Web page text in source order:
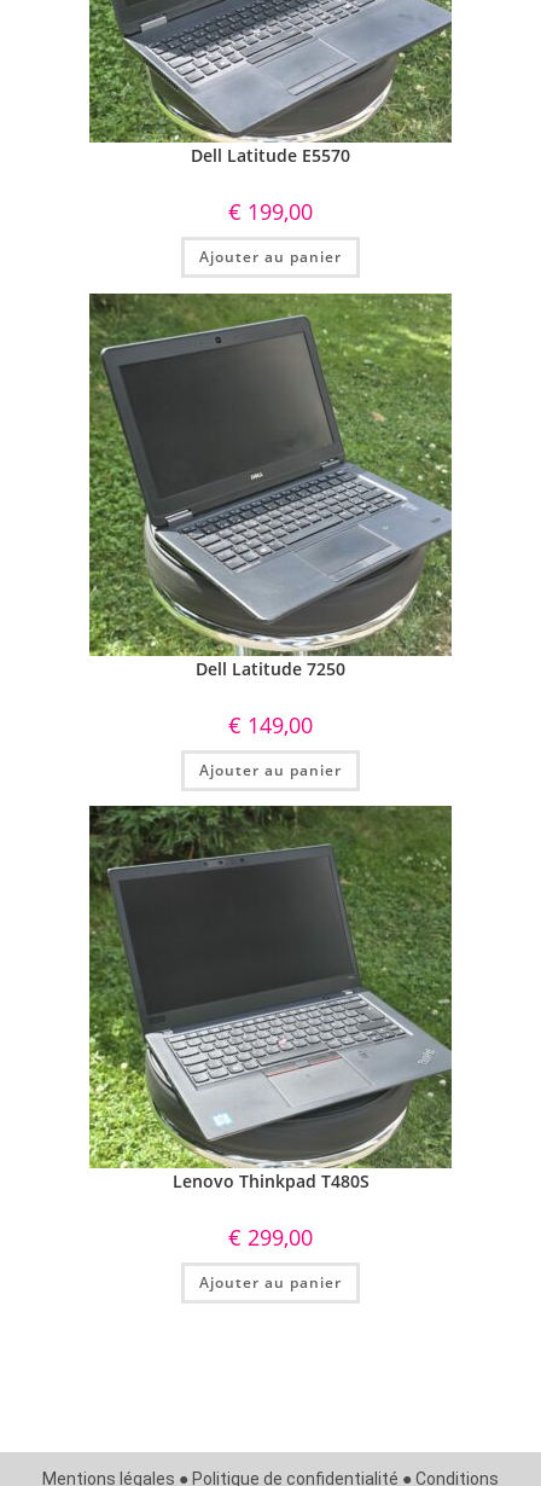
Dell Latitude E5570
€ 199,00
Ajouter au panier
Dell Latitude 7250
€ 149,00
Ajouter au panier
Lenovo Thinkpad T480S
€ 299,00
Ajouter au panier
Mentions légales ● Politique de confidentialité ● Conditions